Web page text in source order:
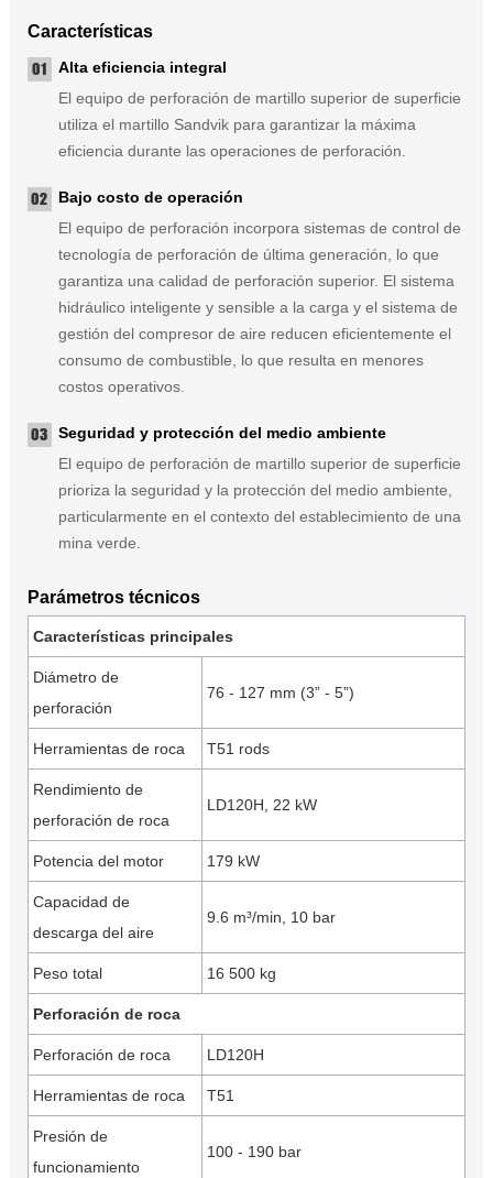
Características
Alta eficiencia integral
El equipo de perforación de martillo superior de superficie
utiliza el martillo Sandvik para garantizar la máxima
eficiencia durante las operaciones de perforación.
Bajo costo de operación
El equipo de perforación incorpora sistemas de control de
tecnología de perforación de última generación, lo que
garantiza una calidad de perforación superior. El sistema
hidráulico inteligente y sensible a la carga y el sistema de
gestión del compresor de aire reducen eficientemente el
consumo de combustible, lo que resulta en menores
costos operativos.
Seguridad y protección del medio ambiente
El equipo de perforación de martillo superior de superficie
prioriza la seguridad y la protección del medio ambiente,
particularmente en el contexto del establecimiento de una
mina verde.
Parámetros técnicos
Características principales
Diámetro de
perforación
76 - 127 mm (3” - 5”)
Herramientas de roca T51 rods
Rendimiento de
perforación de roca
LD120H, 22 kW
Potencia del motor 179 kW
Capacidad de
descarga del aire
9.6 m³/min, 10 bar
Peso total 16 500 kg
Perforación de roca
Perforación de roca LD120H
Herramientas de roca T51
Presión de
funcionamiento
100 - 190 bar